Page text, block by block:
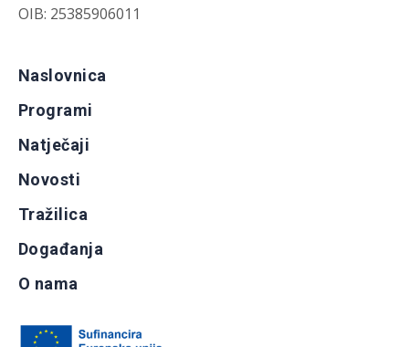
OIB: 25385906011
Naslovnica
Programi
Natječaji
Novosti
Tražilica
Događanja
O nama